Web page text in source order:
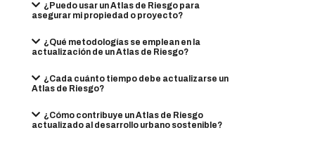
¿Puedo usar un Atlas de Riesgo para
asegurar mi propiedad o proyecto?
¿Qué metodologías se emplean en la
actualización de un Atlas de Riesgo?
¿Cada cuánto tiempo debe actualizarse un
Atlas de Riesgo?
¿Cómo contribuye un Atlas de Riesgo
actualizado al desarrollo urbano sostenible?